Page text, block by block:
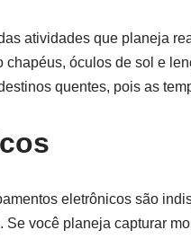
atividades que planeja
óculos de sol e
quentes, pois as
eletrônicos são
você planeja capturar